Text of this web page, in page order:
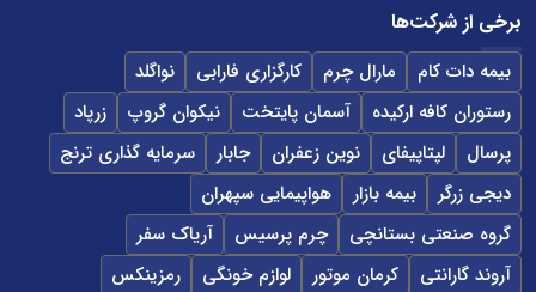
برخی از شرکت‌ها
بیمه دات کام مارال چرم کارگزاری فارابی
نواگلد
رستوران کافه ارکیده
آسمان پایتخت نیکوان گروپ
زرپاد
پرسال
لپتاپیفای نوین زعفران جابار
سرمایه گذاری ترنج
دیجی زرگر
بیمه بازار
هواپیمایی سپهران
گروه صنعتی بستانچی
چرم پرسیس
آریاک سفر
آروند گارانتی
کرمان موتور لوازم خونگی رمزینکس